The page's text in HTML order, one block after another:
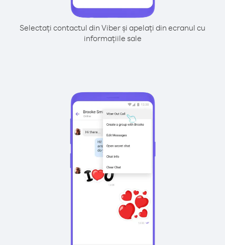
Selectați contactul din Viber și apelați din ecranul cu
informațiile sale